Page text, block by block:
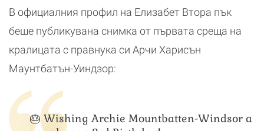
В официалния профил на Елизабет Втора пък
беше публикувана снимка от първата среща на
кралицата с правнука си Арчи Харисън
Маунтбатън-Уиндзор:
🎂 Wishing Archie Mountbatten-Windsor a